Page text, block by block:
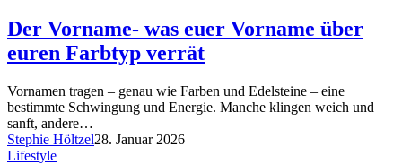
Der Vorname- was euer Vorname über
euren Farbtyp verrät
Vornamen tragen – genau wie Farben und Edelsteine – eine
bestimmte Schwingung und Energie. Manche klingen weich und
sanft, andere…
Stephie Höltzel28. Januar 2026
Lifestyle